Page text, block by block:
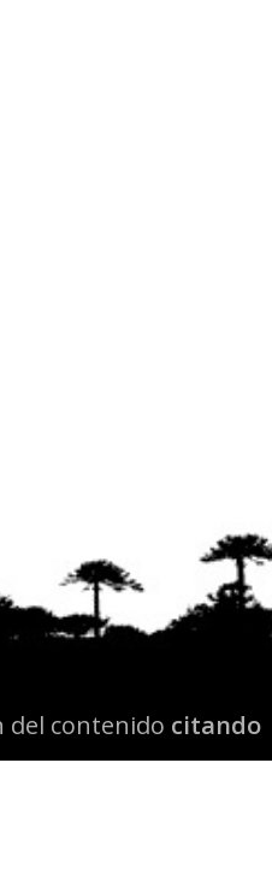
del contenido citando